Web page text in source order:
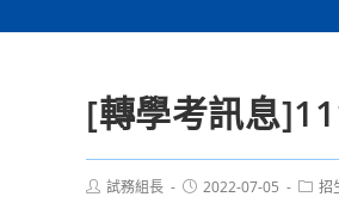
[轉學考訊息
Post試務組長
Post2022-07-05
Post招